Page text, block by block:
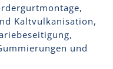
Kaltvulkanisation,
und